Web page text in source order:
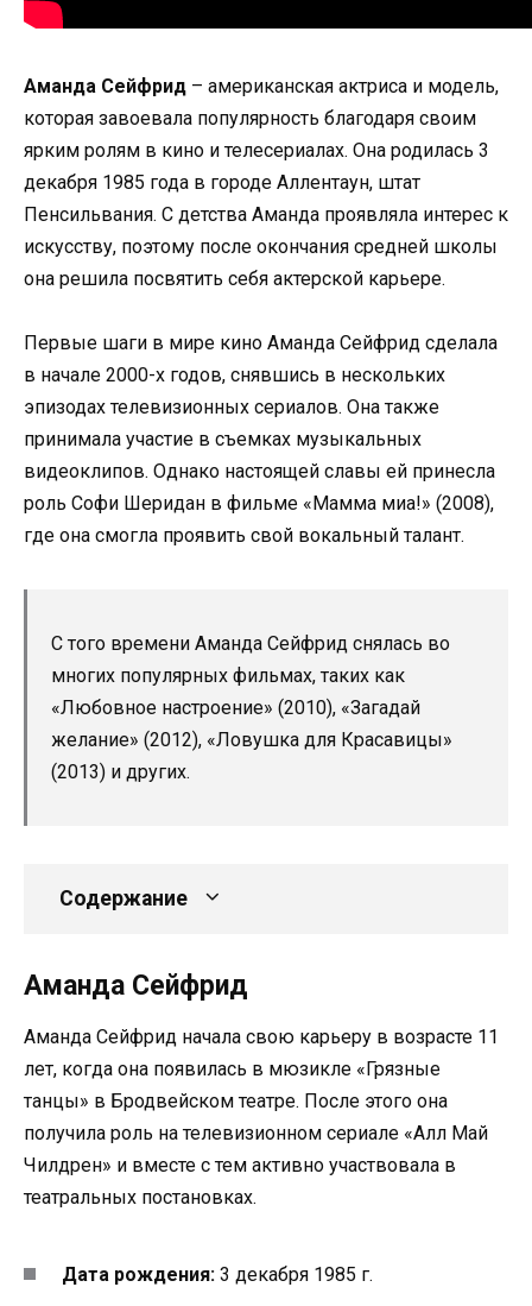
Аманда Сейфрид – американская актриса и модель,
которая завоевала популярность благодаря своим
ярким ролям в кино и телесериалах. Она родилась 3
декабря 1985 года в городе Аллентаун, штат
Пенсильвания. С детства Аманда проявляла интерес к
искусству, поэтому после окончания средней школы
она решила посвятить себя актерской карьере.
Первые шаги в мире кино Аманда Сейфрид сделала
в начале 2000-х годов, снявшись в нескольких
эпизодах телевизионных сериалов. Она также
принимала участие в съемках музыкальных
видеоклипов. Однако настоящей славы ей принесла
роль Софи Шеридан в фильме «Мамма миа!» (2008),
где она смогла проявить свой вокальный талант.
С того времени Аманда Сейфрид снялась во
многих популярных фильмах, таких как
«Любовное настроение» (2010), «Загадай
желание» (2012), «Ловушка для Красавицы»
(2013) и других.
Содержание
Аманда Сейфрид
Аманда Сейфрид начала свою карьеру в возрасте 11
лет, когда она появилась в мюзикле «Грязные
танцы» в Бродвейском театре. После этого она
получила роль на телевизионном сериале «Алл Май
Чилдрен» и вместе с тем активно участвовала в
театральных постановках.
Дата рождения: 3 декабря 1985 г.